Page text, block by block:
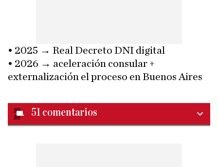
• 2025 → Real Decreto DNI digital
• 2026 → aceleración consular +
externalización el proceso en Buenos Aires
51 comentarios